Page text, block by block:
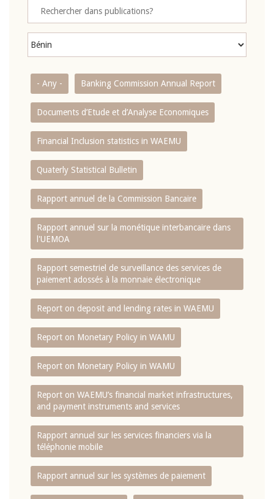
- Any - Banking Commission Annual Report
Documents d’Etude et d’Analyse Economiques
Financial Inclusion statistics in WAEMU
Quaterly Statistical Bulletin
Rapport annuel de la Commission Bancaire
Rapport annuel sur la monétique interbancaire dans
l'UEMOA
Rapport semestriel de surveillance des services de
paiement adossés à la monnaie électronique
Report on deposit and lending rates in WAEMU
Report on Monetary Policy in WAMU
Report on Monetary Policy in WAMU
Report on WAEMU’s financial market infrastructures,
and payment instruments and services
Rapport annuel sur les services financiers via la
téléphonie mobile
Rapport annuel sur les systèmes de paiement